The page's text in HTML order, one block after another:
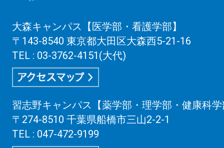
大森キャンパス【医学部・看護学部】
〒143-8540 東京都大田区大森西5-21-16
TEL : 03-3762-4151(大代)
習志野キャンパス【薬学部・理学部・健康科
〒274-8510 千葉県船橋市三山2-2-1
TEL : 047-472-9199